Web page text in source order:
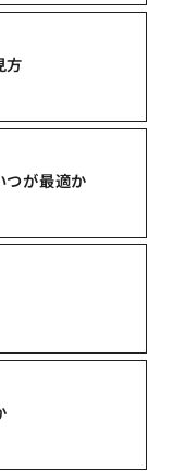
方
つが最適か